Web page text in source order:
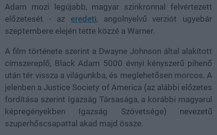
Adam mozi legújabb, magyar szinkronnal felvértezett
előzetesét - az eredeti, angolnyelvű verziót ugyebár
szeptembere elején tette közzé a Warner.
A film története szerint a Dwayne Johnson által alakított
címszereplő, Black Adam 5000 évnyi kényszerű pihenő
után tér vissza a világunkba, és meglehetősen morcos. A
jelenben a Justice Society of America (az alábbi előzetes
fordítása szerint Igazság Társasága, a korábbi magyarul
képregényekben Igazság Szövetsége) nevezetű
szuperhőscsapattal akad majd össze.